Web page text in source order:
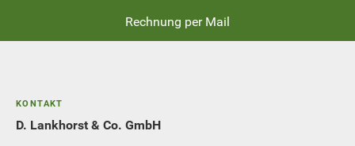
Rechnung per Mail
KONTAKT
D. Lankhorst & Co. GmbH